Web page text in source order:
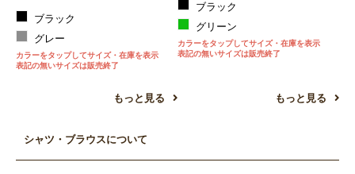
ブラック
グレー
カラーをタップしてサイズ・在庫を表示
表記の無いサイズは販売終了
もっと見る
ブラック
グリーン
カラーをタップしてサイズ・在庫を表示
表記の無いサイズは販売終了
もっと見る
シャツ・ブラウスについて